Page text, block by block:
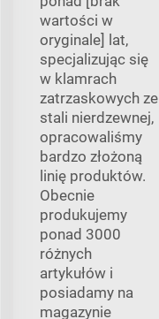
wartości w
oryginale] lat,
specjalizując się
w klamrach
zatrzaskowych ze
stali nierdzewnej,
opracowaliśmy
bardzo złożoną
linię produktów.
Obecnie
produkujemy
ponad 3000
różnych
artykułów i
posiadamy na
magazynie